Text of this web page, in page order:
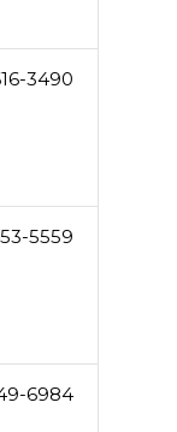
3490
5559
6984